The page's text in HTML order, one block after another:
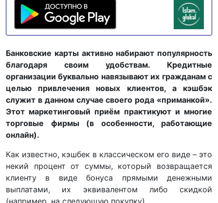
Банковские карты активно набирают популярность
благодаря своим удобствам. Кредитные
организации буквально навязывают их гражданам с
целью привлечения новых клиентов, а кэшбэк
служит в данном случае своего рода «приманкой».
Этот маркетинговый приём практикуют и многие
торговые фирмы (в особенности, работающие
онлайн).
Как известно, кэшбек в классическом его виде – это
некий процент от суммы, который возвращается
клиенту в виде бонуса прямыми денежными
выплатами, их эквивалентом либо скидкой